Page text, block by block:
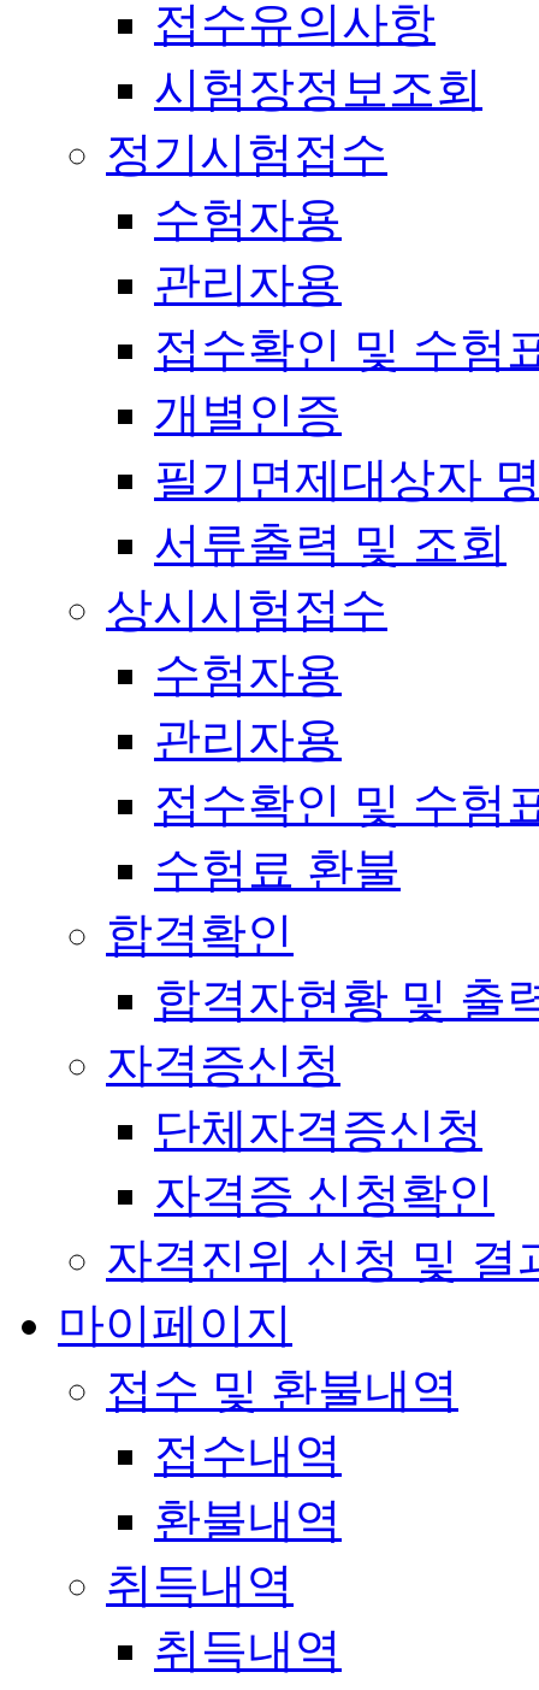
접수유의사항
시험장정보조회
정기시험접수
수험자용
관리자용
접수확인 및 수험
개별인증
필기면제대상자
서류출력 및 조회
상시시험접수
수험자용
관리자용
접수확인 및 수험
수험료 환불
합격확인
합격자현황 및 출
자격증신청
단체자격증신청
자격증 신청확인
자격진위 신청 및 결
마이페이지
접수 및 환불내역
접수내역
환불내역
취득내역
취득내역